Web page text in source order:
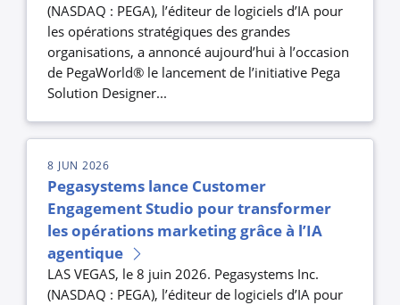
(NASDAQ : PEGA), l’éditeur de logiciels d’IA pour
les opérations stratégiques des grandes
organisations, a annoncé aujourd’hui à l’occasion
de PegaWorld® le lancement de l’initiative Pega
Solution Designer...
8 JUN 2026
Pegasystems lance Customer
Engagement Studio pour transformer
les opérations marketing grâce à l’IA
agentique
LAS VEGAS, le 8 juin 2026. Pegasystems Inc.
(NASDAQ : PEGA), l’éditeur de logiciels d’IA pour